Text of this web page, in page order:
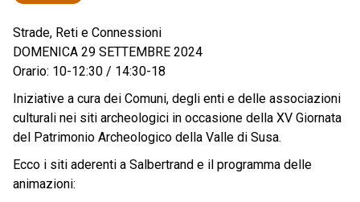
Strade, Reti e Connessioni
DOMENICA 29 SETTEMBRE 2024
Orario: 10-12:30 / 14:30-18
Iniziative a cura dei Comuni, degli enti e delle associazioni
culturali nei siti archeologici in occasione della XV Giornata
del Patrimonio Archeologico della Valle di Susa.
Ecco i siti aderenti a Salbertrand e il programma delle
animazioni: